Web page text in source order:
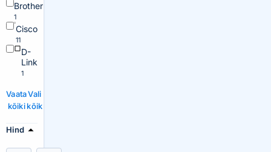
Brother
1
Cisco
11
D-
Link
1
Vaata
kõiki
Vali
kõik
Hind